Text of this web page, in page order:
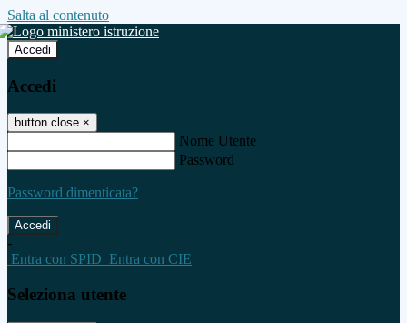
Salta al contenuto
Accedi
Accedi
button close ×
Nome Utente
Password
Password dimenticata?
-
Entra con SPID Entra con CIE
Seleziona utente